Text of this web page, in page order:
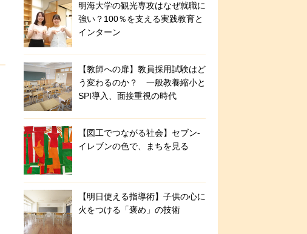
明海大学の観光専攻はなぜ就職に
強い？100％を支える実践教育と
インターン
【教師への扉】教員採用試験はど
う変わるのか？ 一般教養縮小と
SPI導入、面接重視の時代
【図工でつながる社会】セブン‐
イレブンの色で、まちを見る
【明日使える指導術】子供の心に
火をつける「褒め」の技術